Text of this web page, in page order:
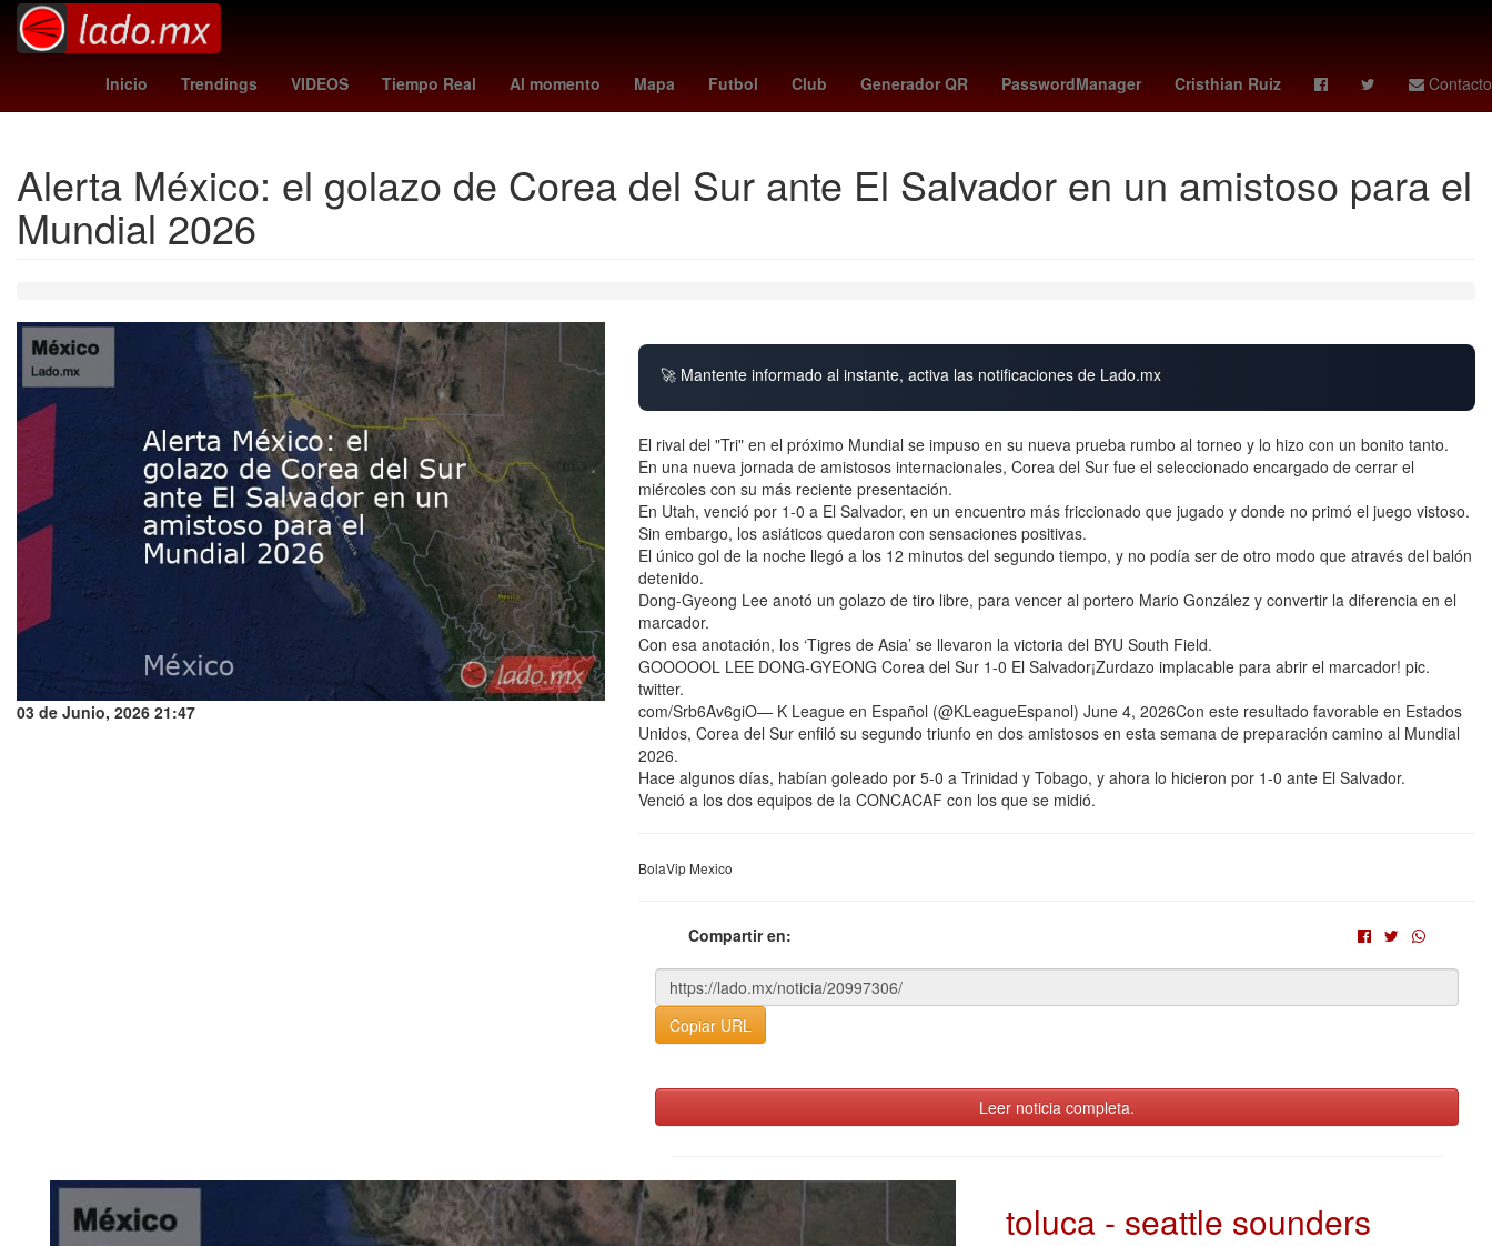
Inicio Trendings VIDEOS Tiempo Real Al momento Mapa Futbol Club Generador QR PasswordManager Cristhian Ruiz Contacto
summerslam wwe Desirée Monsiváis Puebla de Zaragoza Nueva York 27 de marzo Accidente San Lázaro pumas vs cruz azul Denuncia Cadáver
Alerta México: el golazo de Corea del Sur ante El Salvador en un amistoso para el
Mundial 2026
03 de Junio, 2026 21:47
🚀 Mantente informado al instante, activa las notificaciones de Lado.mx
El rival del "Tri" en el próximo Mundial se impuso en su nueva prueba rumbo al torneo y lo hizo con un bonito tanto.
En una nueva jornada de amistosos internacionales, Corea del Sur fue el seleccionado encargado de cerrar el
miércoles con su más reciente presentación.
En Utah, venció por 1-0 a El Salvador, en un encuentro más friccionado que jugado y donde no primó el juego vistoso.
Sin embargo, los asiáticos quedaron con sensaciones positivas.
El único gol de la noche llegó a los 12 minutos del segundo tiempo, y no podía ser de otro modo que através del balón
detenido.
Dong-Gyeong Lee anotó un golazo de tiro libre, para vencer al portero Mario González y convertir la diferencia en el
marcador.
Con esa anotación, los ‘Tigres de Asia’ se llevaron la victoria del BYU South Field.
GOOOOOL LEE DONG-GYEONG Corea del Sur 1-0 El Salvador¡Zurdazo implacable para abrir el marcador! pic.
twitter.
com/Srb6Av6giO— K League en Español (@KLeagueEspanol) June 4, 2026Con este resultado favorable en Estados
Unidos, Corea del Sur enfiló su segundo triunfo en dos amistosos en esta semana de preparación camino al Mundial
2026.
Hace algunos días, habían goleado por 5-0 a Trinidad y Tobago, y ahora lo hicieron por 1-0 ante El Salvador.
Venció a los dos equipos de la CONCACAF con los que se midió.
BolaVip Mexico
Compartir en:
Copiar URL
Leer noticia completa.
toluca - seattle sounders